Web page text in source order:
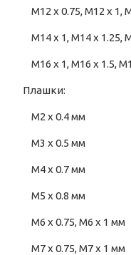
M12 x 0.75, M12 x 1,
M14 x 1, M14 x 1.25,
M16 x 1, M16 x 1.5,
Плашки:
M2 x 0.4 мм
M3 x 0.5 мм
M4 x 0.7 мм
M5 x 0.8 мм
M6 x 0.75, M6 x 1 мм
M7 x 0.75, M7 x 1 мм